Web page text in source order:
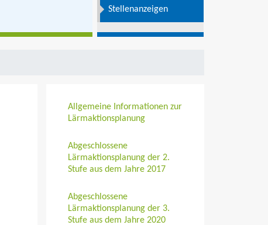
Stellenanzeigen
Allgemeine Informationen zur
Lärmaktionsplanung
Abgeschlossene
Lärmaktionsplanung der 2.
Stufe aus dem Jahre 2017
Abgeschlossene
Lärmaktionsplanung der 3.
Stufe aus dem Jahre 2020